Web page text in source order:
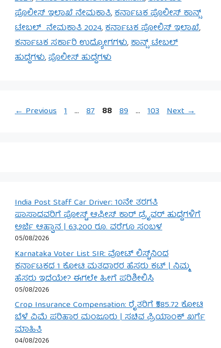
ಪೊಲೀಸ್ ಇಲಾಖೆ ನೇಮಕಾತಿ,ಕರ್ನಾಟಕ ಪೊಲೀಸ್ ಕಾನ್ಸ್
ಟೇಬಲ್ ನೇಮಕಾತಿ 2024,ಕರ್ನಾಟಕ ಪೋಲಿಸ್ ಇಲಾಖೆ,
ಕರ್ನಾಟಕ ಸರ್ಕಾರಿ ಉದ್ಯೋಗಗಳು,ಕಾನ್ಸ್ ಟೇಬಲ್
ಹುದ್ದೆಗಳು,ಪೊಲೀಸ್ ಹುದ್ದೆಗಳು
←Previous Page
1 … Page
87 Page
88 Page
89 … Page
103 Next→
India Post Staff Car Driver: 10ನೇ ತರಗತಿ
ಪಾಸಾದವರಿಗೆ ಪೋಸ್ಟ್ ಆಫೀಸ್ ಕಾರ್ ಡ್ರೈವರ್ ಹುದ್ದೆಗಳಿಗೆ
ಅರ್ಜಿ ಆಹ್ವಾನ | 63,200 ರೂ. ವರೆಗೂ ಸಂಬಳ
05/08/2026
Karnataka Voter List SIR: ವೋಟ್ ಲಿಸ್ಟ್‌ನಿಂದ
ಕರ್ನಾಟಕದ 1 ಕೋಟಿ ಮತದಾರರ ಹೆಸರು ಕಟ್ | ನಿಮ್ಮ
ಹೆಸರು ಇದೆಯೇ? ಈಗಲೇ ಹೀಗೆ ಪರಿಶೀಲಿಸಿ
05/08/2026
Crop Insurance Compensation: ರೈತರಿಗೆ ₹585.72 ಕೋಟಿ
ಬೆಳೆ ವಿಮೆ ಪರಿಹಾರ ಮಂಜೂರು | ಸಚಿವ ಪ್ರಿಯಾಂಕ್ ಖರ್ಗೆ
ಮಾಹಿತಿ
04/08/2026